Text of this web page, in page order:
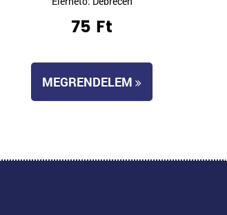
75 Ft
MEGRENDELEM